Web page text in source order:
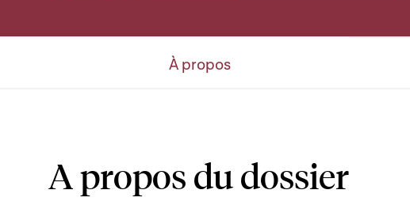
À propos
A propos du dossier